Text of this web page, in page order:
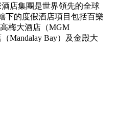
店集團是世界領先的全球
下的度假酒店項目包括百樂
梅大酒店（MGM
Mandalay Bay）及金殿大